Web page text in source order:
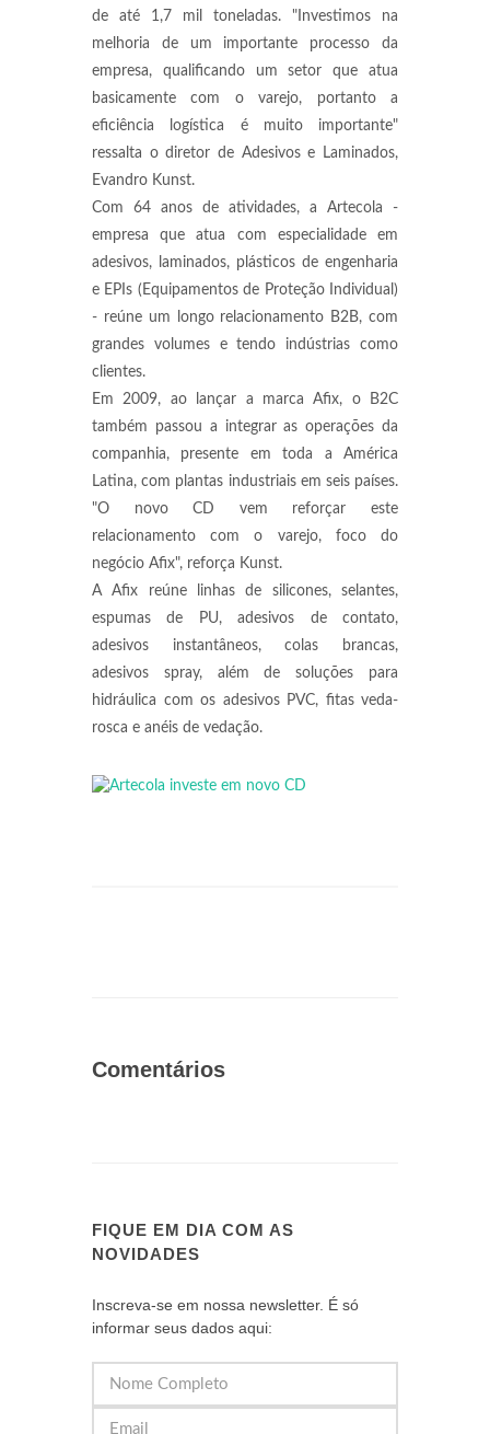
de até 1,7 mil toneladas. "Investimos na
melhoria de um importante processo da
empresa, qualificando um setor que atua
basicamente com o varejo, portanto a
eficiência logística é muito importante"
ressalta o diretor de Adesivos e Laminados,
Evandro Kunst.
Com 64 anos de atividades, a Artecola -
empresa que atua com especialidade em
adesivos, laminados, plásticos de engenharia
e EPIs (Equipamentos de Proteção Individual)
- reúne um longo relacionamento B2B, com
grandes volumes e tendo indústrias como
clientes.
Em 2009, ao lançar a marca Afix, o B2C
também passou a integrar as operações da
companhia, presente em toda a América
Latina, com plantas industriais em seis países.
"O novo CD vem reforçar este
relacionamento com o varejo, foco do
negócio Afix", reforça Kunst.
A Afix reúne linhas de silicones, selantes,
espumas de PU, adesivos de contato,
adesivos instantâneos, colas brancas,
adesivos spray, além de soluções para
hidráulica com os adesivos PVC, fitas veda-
rosca e anéis de vedação.
Comentários
FIQUE EM DIA COM AS
NOVIDADES
Inscreva-se em nossa newsletter. É só
informar seus dados aqui: